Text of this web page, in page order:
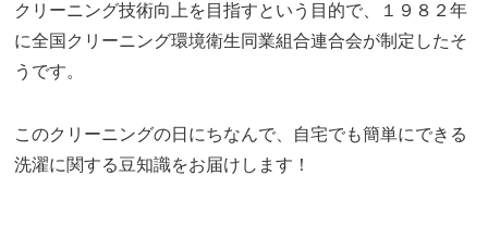
クリーニング技術向上を目指すという目的で、１９８２年
に全国クリーニング環境衛生同業組合連合会が制定したそ
うです。
このクリーニングの日にちなんで、自宅でも簡単にできる
洗濯に関する豆知識をお届けします！